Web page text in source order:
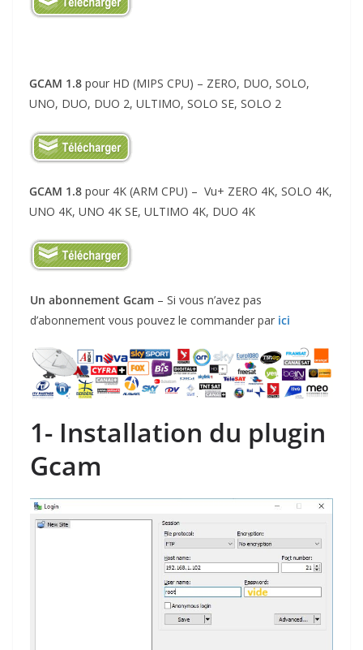
GCAM 1.8 pour HD (MIPS CPU) – ZERO, DUO, SOLO,
UNO, DUO, DUO 2, ULTIMO, SOLO SE, SOLO 2
GCAM 1.8 pour 4K (ARM CPU) – Vu+ ZERO 4K, SOLO 4K,
UNO 4K, UNO 4K SE, ULTIMO 4K, DUO 4K
Un abonnement Gcam – Si vous n’avez pas
d’abonnement vous pouvez le commander par ici
1- Installation du plugin
Gcam